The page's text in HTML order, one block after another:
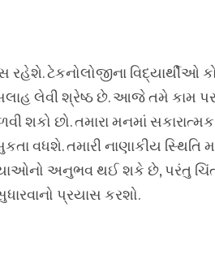
રહેશે. ટેકનોલોજીના
લેવી શ્રેષ્ઠ છે. આજે તમે કામ
શકો છો. તમારા મનમાં
વધશે. તમારી નાણાકીય
અનુભવ થઈ શકે છે, પરંતુ
પ્રયાસ કરશો.